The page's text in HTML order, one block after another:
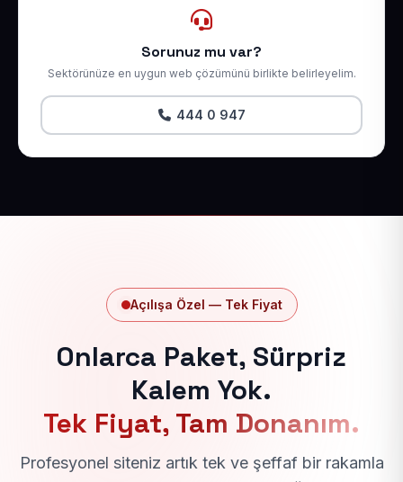
Sorunuz mu var?
Sektörünüze en uygun web çözümünü birlikte belirleyelim.
444 0 947
Açılışa Özel — Tek Fiyat
Onlarca Paket, Sürpriz
Kalem Yok.
Tek Fiyat, Tam Donanım.
Profesyonel siteniz artık tek ve şeffaf bir rakamla